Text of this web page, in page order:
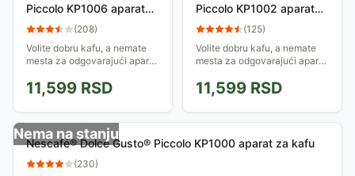
Piccolo KP1006 aparat
za kafu
(208)
Volite dobru kafu, a nemate
mesta za odgovarajući aparat
Nema problema, imamo
rešenje za Vas. Nescafé®
Dolce Gusto®...
11,599 RSD
Piccolo KP1002 aparat
za kafu
(125)
Volite dobru kafu, a nemate
mesta za odgovarajući aparat
Nema problema, imamo
rešenje za Vas. Nescafé®
Dolce Gusto®...
11,599 RSD
Nema na stanju
Nescafé® Dolce Gusto® Piccolo KP1000 aparat za kafu
(230)